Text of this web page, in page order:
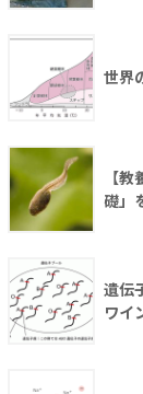
世界
【
礎」
遺伝
ワイ